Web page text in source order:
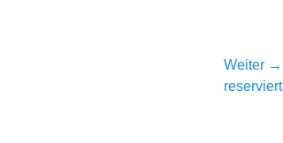
Weiter →
reserviert